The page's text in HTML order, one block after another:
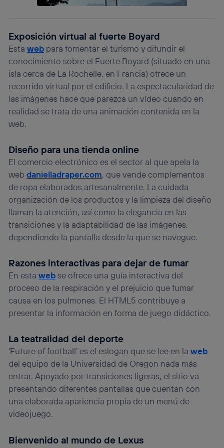
Exposición virtual al fuerte Boyard
Estaweb para fomentar el turismo y difundir el
conocimiento sobre el Fuerte Boyard (situado en una
isla cerca de La Rochelle, en Francia) ofrece un
recorrido virtual por el edificio. La espectacularidad de
las imágenes hace que parezca un vídeo cuando en
realidad se trata de una animación contenida en la
web.
Diseño para una tienda online
El comercio electrónico es el sector al que apela la
webdanielladraper.com, que vende complementos
de ropa elaborados artesanalmente. La cuidada
organización de los productos y la limpieza del diseño
llaman la atención, así como la elegancia en las
transiciones y la adaptabilidad de las imágenes,
dependiendo la pantalla desde la que se navegue.
Razones interactivas para dejar de fumar
En estawebse ofrece una guía interactiva del
proceso de la respiración y el prejuicio que fumar
causa en los pulmones. El HTML5 contribuye a
presentar la información en forma de juego didáctico.
La teatralidad del deporte
‘Future of football’ es el eslogan que se lee en laweb
del equipo de la Universidad de Oregon nada más
entrar. Apoyado por transiciones ligeras, el sitio va
presentando diferentes pantallas que cuentan con
una elaborada apariencia propia de un menú de
videojuego.
Bienvenido al mundo de Lexus
consienta el uso de la tecnología recibirá el mismo
identificador. Típicamente:
Si utilizas una
conexión de banda ancha
(p. ej., Wi-Fi),
el marketing o análisis se realizará en función de las
actividades de navegación de los miembros del hogar
que hayan dado su consentimiento.
Si utilizasdatos móviles, el marketing será más
personalizado, ya que se basará únicamente en la
navegación del usuario del móvil.
visitando el portal de privacidad de Utiq
(“consenthub”). Para más información, consulta
la
política de privacidad de Utiq